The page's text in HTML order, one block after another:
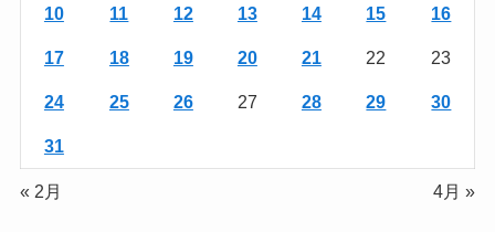
10 11 12 13 14 15 16
17 18 19 20 21 22 23
24 25 26 27 28 29 30
31
« 2月 4月 »